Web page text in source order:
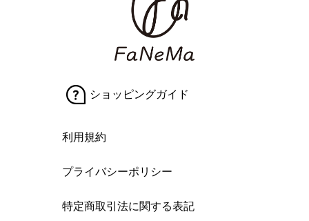
ショッピングガイド
利用規約
プライバシーポリシー
特定商取引法に関する表記